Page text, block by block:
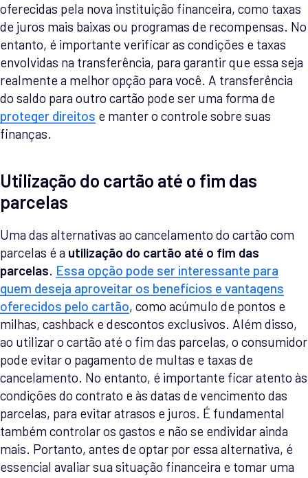
oferecidas pela nova instituição financeira, como taxas
de juros mais baixas ou programas de recompensas. No
entanto, é importante verificar as condições e taxas
envolvidas na transferência, para garantir que essa seja
realmente a melhor opção para você. A transferência
do saldo para outro cartão pode ser uma forma de
proteger direitos e manter o controle sobre suas
finanças.
Utilização do cartão até o fim das
parcelas
Uma das alternativas ao cancelamento do cartão com
parcelas é a utilização do cartão até o fim das
parcelas. Essa opção pode ser interessante para
quem deseja aproveitar os benefícios e vantagens
oferecidos pelo cartão, como acúmulo de pontos e
milhas, cashback e descontos exclusivos. Além disso,
ao utilizar o cartão até o fim das parcelas, o consumidor
pode evitar o pagamento de multas e taxas de
cancelamento. No entanto, é importante ficar atento às
condições do contrato e às datas de vencimento das
parcelas, para evitar atrasos e juros. É fundamental
também controlar os gastos e não se endividar ainda
mais. Portanto, antes de optar por essa alternativa, é
essencial avaliar sua situação financeira e tomar uma